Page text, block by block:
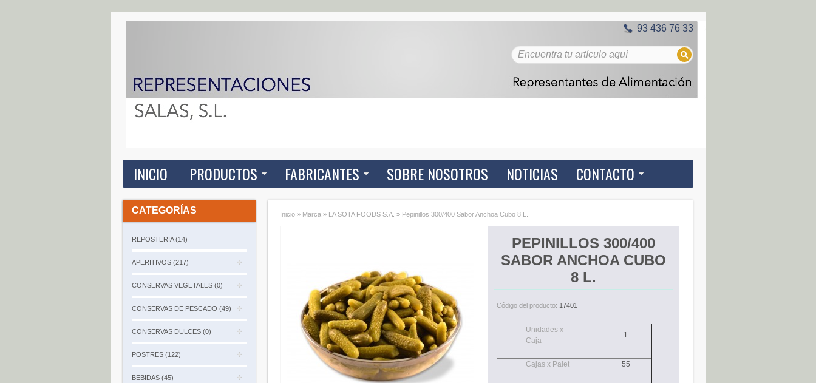
93 436 76 33
INICIO PRODUCTOS FABRICANTES SOBRE NOSOTROS NOTICIAS CONTACTO
CATEGORÍAS
REPOSTERIA (14)
APERITIVOS (217)
CONSERVAS VEGETALES (0)
CONSERVAS DE PESCADO (49)
CONSERVAS DULCES (0)
POSTRES (122)
BEBIDAS (45)
Inicio » Marca » LA SOTA FOODS S.A. » Pepinillos 300/400 Sabor Anchoa Cubo 8 L.
PEPINILLOS 300/400
SABOR ANCHOA CUBO
8 L.
Código del producto: 17401
Unidades x
Caja
1
Cajas x Palet 55